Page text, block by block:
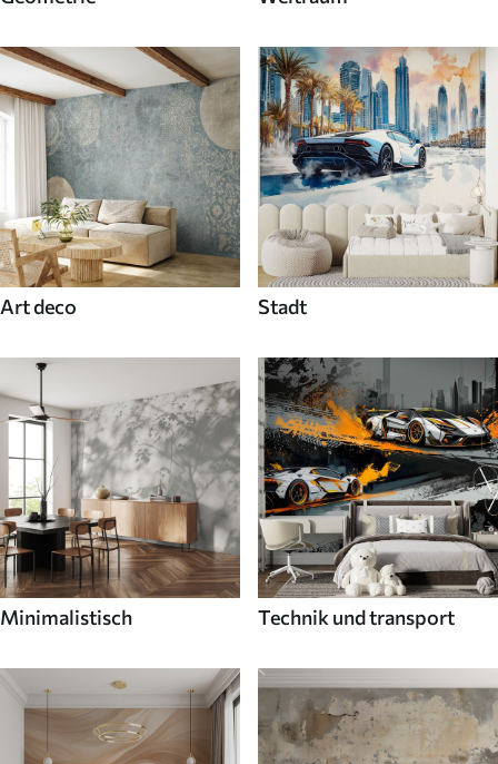
Art deco Stadt
Minimalistisch Technik und transport